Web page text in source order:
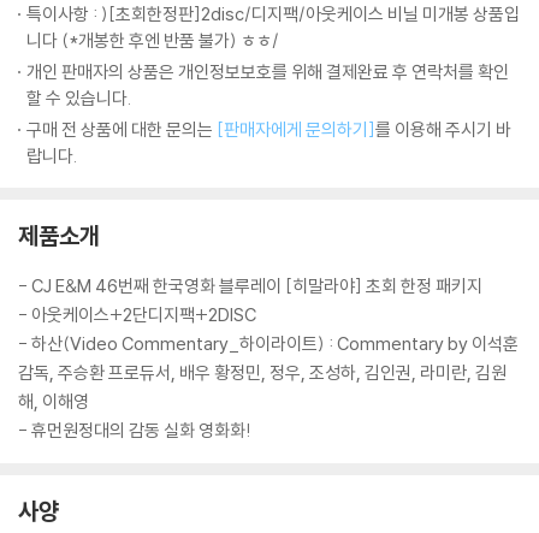
특이사항 : )[초회한정판]2disc/디지팩/아웃케이스 비닐 미개봉 상품입
니다 (*개봉한 후엔 반품 불가) ㅎㅎ/
개인 판매자의 상품은 개인정보보호를 위해 결제완료 후 연락처를 확인
할 수 있습니다.
구매 전 상품에 대한 문의는 [판매자에게 문의하기]를 이용해 주시기 바
랍니다.
제품소개
- CJ E&M 46번째 한국영화 블루레이 [히말라야] 초회 한정 패키지
- 아웃케이스+2단디지팩+2DISC
- 하산(Video Commentary_하이라이트) : Commentary by 이석훈
감독, 주승환 프로듀서, 배우 황정민, 정우, 조성하, 김인권, 라미란, 김원
해, 이해영
- 휴먼원정대의 감동 실화 영화화!
사양